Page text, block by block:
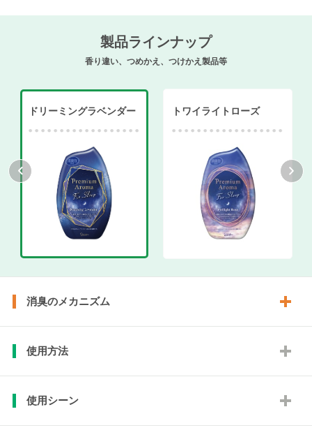
製品ラインナップ
香り違い、つめかえ、つけかえ製品等
ドリーミングラベンダー トワイライトローズ
消臭のメカニズム
使用方法
使用シーン